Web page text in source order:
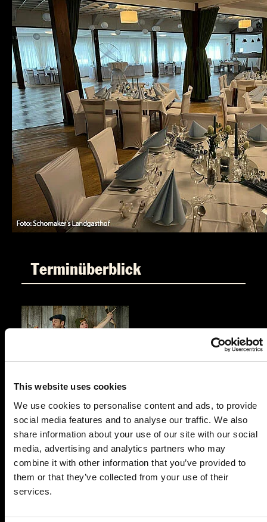
This website uses cookies
We use cookies to personalise content and ads, to provide
social media features and to analyse our traffic. We also
share information about your use of our site with our social
media, advertising and analytics partners who may
combine it with other information that you’ve provided to
them or that they’ve collected from your use of their
services.
Terminüberblick
SA.
31.10.2026 19:00 Uhr
Und raus bist du
3-Gang-Tischbuffet
Schomaker's Landgasthof
Elmer Landstraße 26
27432 Bremervörde
Auf der Karte anzeigen
89,90 €